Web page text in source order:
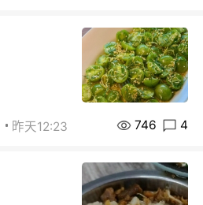
昨天12:23 746 4